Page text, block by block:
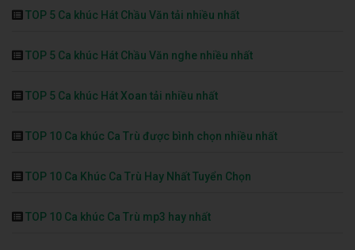
TOP 5 Ca khúc Hát Chầu Văn tải nhiều nhất
TOP 5 Ca khúc Hát Chầu Văn nghe nhiều nhất
TOP 5 Ca khúc Hát Xoan tải nhiều nhất
TOP 10 Ca khúc Ca Trù được bình chọn nhiều nhất
TOP 10 Ca Khúc Ca Trù Hay Nhất Tuyển Chọn
TOP 10 Ca khúc Ca Trù mp3 hay nhất